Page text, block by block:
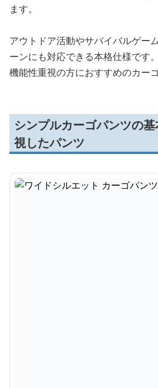
ます。
アウトドア活動やサバイバルゲー
ーンにも対応できる本格仕様です。
機能性重視の方におすすめのカー
シンプルカーゴパンツの
視したパンツ